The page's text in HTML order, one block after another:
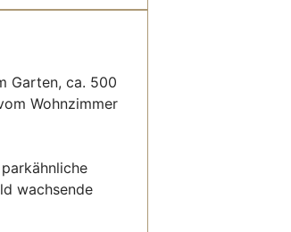
Garten, ca. 500
Wohnzimmer
wachsende